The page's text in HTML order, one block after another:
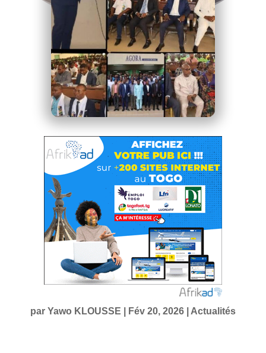
par Yawo KLOUSSE Fév 20, 2026| Actualités